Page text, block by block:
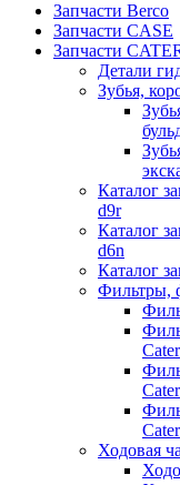
Запчасти Berco
Запчасти CASE
Запчасти
Детали
Зубья,
Каталог
d9r
Каталог
d6n
Каталог
Фильтры,
Ходовая